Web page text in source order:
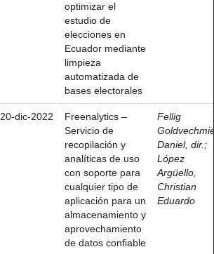
optimizar el
estudio de
elecciones en
Ecuador mediante
limpieza
automatizada de
bases electorales
20-dic-2022
Freenalytics –
Servicio de
recopilación y
analíticas de uso
con soporte para
cualquier tipo de
aplicación para un
almacenamiento y
aprovechamiento
de datos confiable
Fellig
Daniel, dir. ;
López
Argüello,
Christian
Eduardo